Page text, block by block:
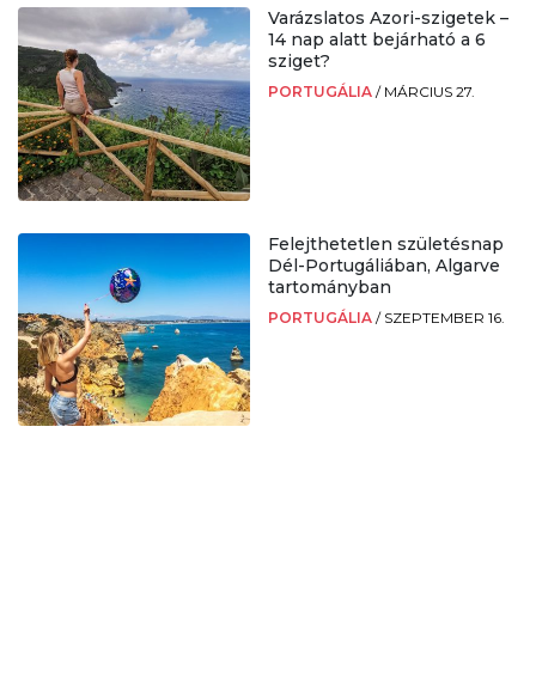
Varázslatos Azori-szigetek –
14 nap alatt bejárható a 6
sziget?
PORTUGÁLIA / MÁRCIUS 27.
Felejthetetlen születésnap
Dél-Portugáliában, Algarve
tartományban
PORTUGÁLIA / SZEPTEMBER 16.